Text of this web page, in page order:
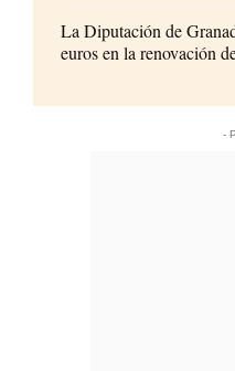
La Diputación de
euros en la renovación
-